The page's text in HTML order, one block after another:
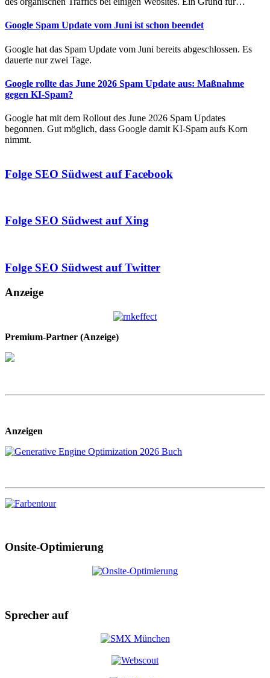
Google Spam Update vom Juni ist schon beendet
Google hat das Spam Update vom Juni bereits abgeschlossen. Es
dauerte nur zwei Tage.
Google rollte das June 2026 Spam Update aus: Maßnahme
gegen KI-Spam?
Google hat mit dem Rollout des June 2026 Spam Updates
begonnen. Gut möglich, dass Google damit KI-Spam aufs Korn
nimmt.
Folge SEO Südwest auf Facebook
Folge SEO Südwest auf Xing
Folge SEO Südwest auf Twitter
Anzeige
Premium-Partner (Anzeige)
Anzeigen
Onsite-Optimierung
Sprecher auf